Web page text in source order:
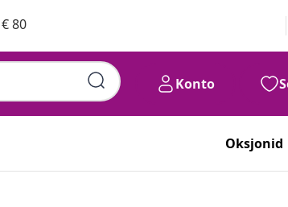
80
Konto
Oksjonid